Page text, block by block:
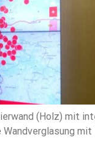
(Holz) mit